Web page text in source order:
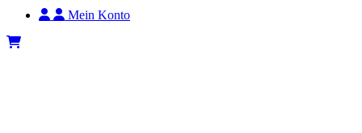
Mein Konto